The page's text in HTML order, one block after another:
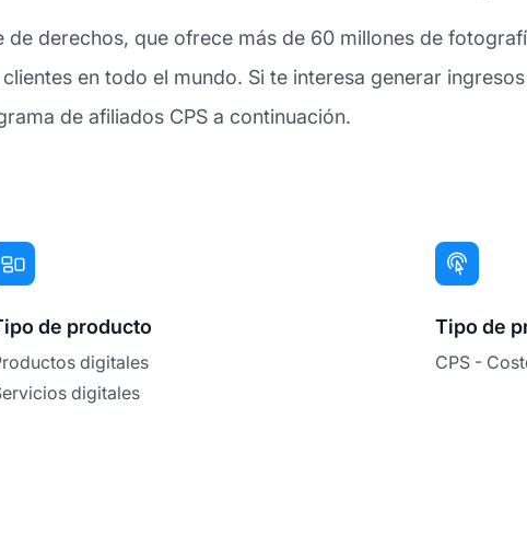
derechos, que ofrece más de 60 millones de
en todo el mundo. Si te interesa generar
de afiliados CPS a continuación.
de producto
digitales
digitales
Tipo de
CPS -